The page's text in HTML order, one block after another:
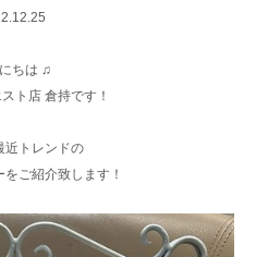
ちは ♫
ト店 倉持です！
近トレンドの
ご紹介致します！